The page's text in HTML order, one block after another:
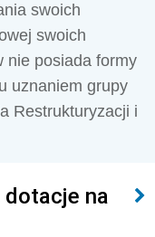
swoich
swoich
nie posiada formy
uznaniem grupy
Restrukturyzacji i
dotacje na